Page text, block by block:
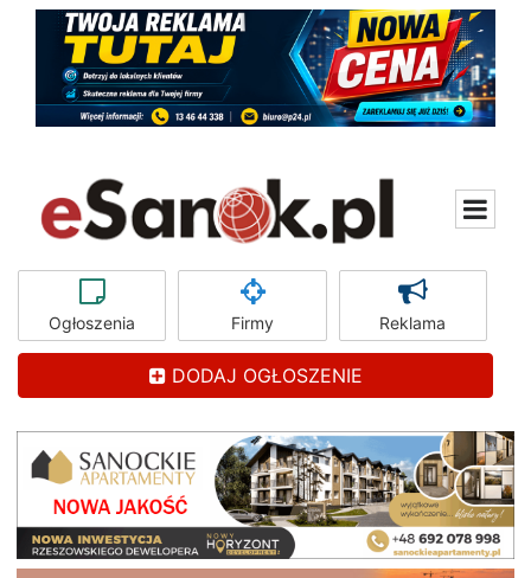
Ogłoszenia Firmy Reklama
DODAJ OGŁOSZENIE